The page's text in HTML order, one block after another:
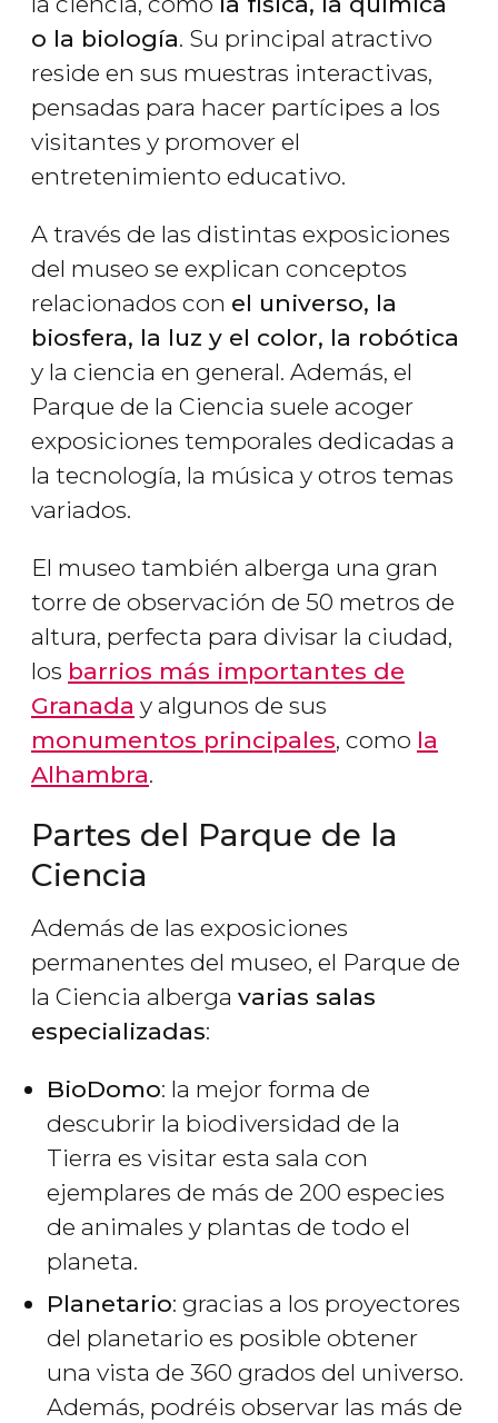
o la biología. Su principal atractivo
reside en sus muestras interactivas,
pensadas para hacer partícipes a los
visitantes y promover el
entretenimiento educativo.
A través de las distintas exposiciones
del museo se explican conceptos
relacionados con el universo, la
biosfera, la luz y el color, la robótica
y la ciencia en general. Además, el
Parque de la Ciencia suele acoger
exposiciones temporales dedicadas a
la tecnología, la música y otros temas
variados.
El museo también alberga una gran
torre de observación de 50 metros de
altura, perfecta para divisar la ciudad,
los barrios más importantes de
Granada y algunos de sus
monumentos principales, como la
Alhambra.
Partes del Parque de la
Ciencia
Además de las exposiciones
permanentes del museo, el Parque de
la Ciencia alberga varias salas
especializadas:
BioDomo: la mejor forma de
descubrir la biodiversidad de la
Tierra es visitar esta sala con
ejemplares de más de 200 especies
de animales y plantas de todo el
planeta.
Planetario: gracias a los proyectores
del planetario es posible obtener
una vista de 360 grados del universo.
Además, podréis observar las más de